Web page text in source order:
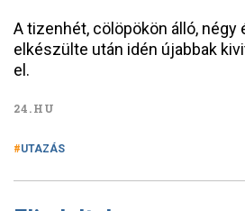
A tizenhét, cölöpökön álló, négy
elkészülte után idén újabbak
el.
24.HU
UTAZÁS